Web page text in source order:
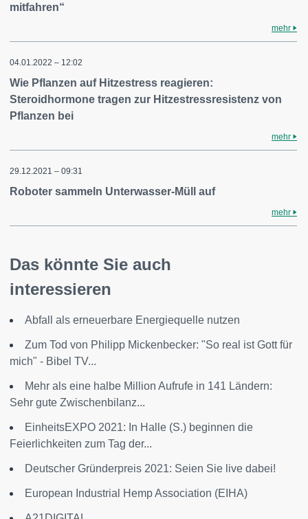
mitfahren“
mehr
04.01.2022 – 12:02
Wie Pflanzen auf Hitzestress reagieren:
Steroidhormone tragen zur Hitzestressresistenz von
Pflanzen bei
mehr
29.12.2021 – 09:31
Roboter sammeln Unterwasser-Müll auf
mehr
Das könnte Sie auch
interessieren
Abfall als erneuerbare Energiequelle nutzen
Zum Tod von Philipp Mickenbecker: "So real ist Gott für
mich" - Bibel TV...
Mehr als eine halbe Million Aufrufe in 141 Ländern:
Sehr gute Zwischenbilanz...
EinheitsEXPO 2021: In Halle (S.) beginnen die
Feierlichkeiten zum Tag der...
Deutscher Gründerpreis 2021: Seien Sie live dabei!
European Industrial Hemp Association (EIHA)